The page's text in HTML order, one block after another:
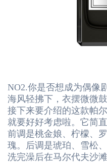
NO2.你是否想成为偶像
海风轻拂下，衣摆微微
接下来要介绍的这款帕
就要好好考虑啦。它简
前调是桃金娘、柠檬、
瑰。后调是琥珀、雪松
洗完澡后在马尔代夫沙